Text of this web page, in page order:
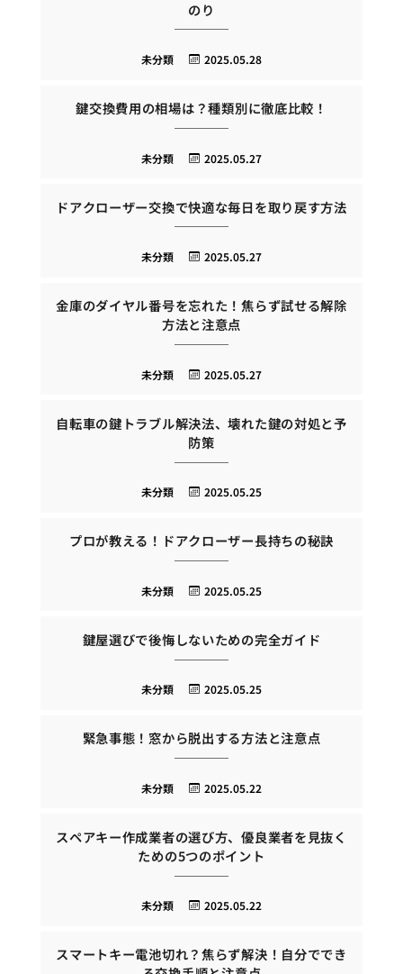
のり
2025.05.28
未分類
鍵交換費用の相場は？種類別に徹底比較！
2025.05.27
未分類
ドアクローザー交換で快適な毎日を取り戻す方法
2025.05.27
未分類
金庫のダイヤル番号を忘れた！焦らず試せる解除
方法と注意点
2025.05.27
未分類
自転車の鍵トラブル解決法、壊れた鍵の対処と予
防策
2025.05.25
未分類
プロが教える！ドアクローザー長持ちの秘訣
2025.05.25
未分類
鍵屋選びで後悔しないための完全ガイド
2025.05.25
未分類
緊急事態！窓から脱出する方法と注意点
2025.05.22
未分類
スペアキー作成業者の選び方、優良業者を見抜く
ための5つのポイント
2025.05.22
未分類
スマートキー電池切れ？焦らず解決！自分ででき